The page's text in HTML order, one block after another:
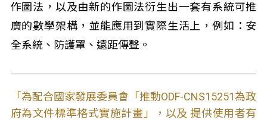
作圖法，以及由新的作圖法衍生出一套有系統可推
廣的數學架構，並能應用到實際生活上，例如：安
全系統、防護罩、遠距傳聲。
「為配合國家發展委員會「推動ODF-CNS15251為政
府為文件標準格式實施計畫」，以及 提供使用者有